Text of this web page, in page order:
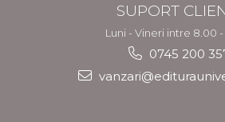
SUPORT
Luni - Vineri intre 8.00 -
0745 200